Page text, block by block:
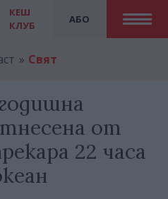
АБО
КЕШ
КЛУБ
Свят
от
22 часа